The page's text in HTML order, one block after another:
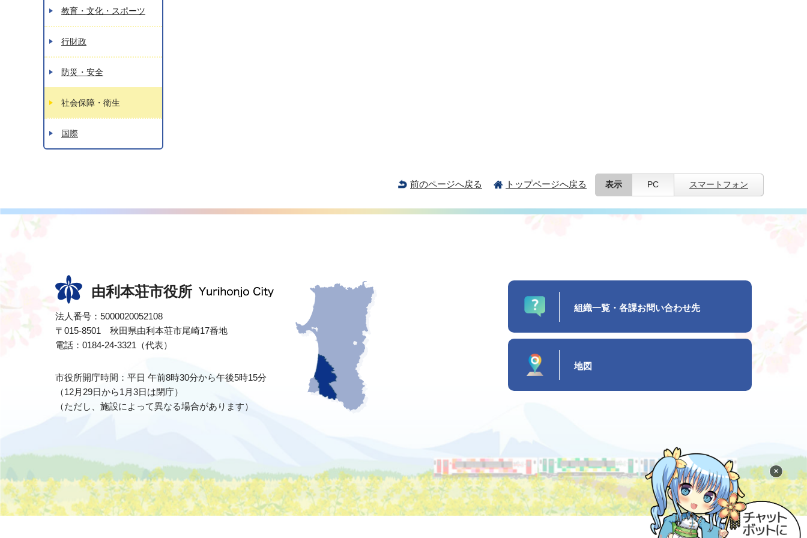
教育・文化・スポーツ
行財政
防災・安全
社会保障・衛生
国際
前のページへ戻る トップページへ戻る 表示 PC スマートフォン
×
由利本荘市役所
法人番号：5000020052108
〒015-8501 秋田県由利本荘市尾崎17番地
電話：0184-24-3321（代表）
市役所開庁時間：平日 午前8時30分から午後5時15分
（12月29日から1月3日は閉庁）
（ただし、施設によって異なる場合があります）
組織一覧・各課お問い合わせ先
地図